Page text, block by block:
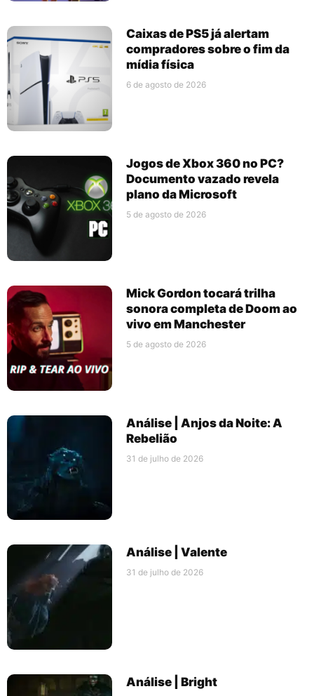
Caixas de PS5 já alertam
compradores sobre o fim da
mídia física
6 de agosto de 2026
Jogos de Xbox 360 no PC?
Documento vazado revela
plano da Microsoft
5 de agosto de 2026
Mick Gordon tocará trilha
sonora completa de Doom ao
vivo em Manchester
5 de agosto de 2026
Análise | Anjos da Noite: A
Rebelião
31 de julho de 2026
Análise | Valente
31 de julho de 2026
Análise | Bright